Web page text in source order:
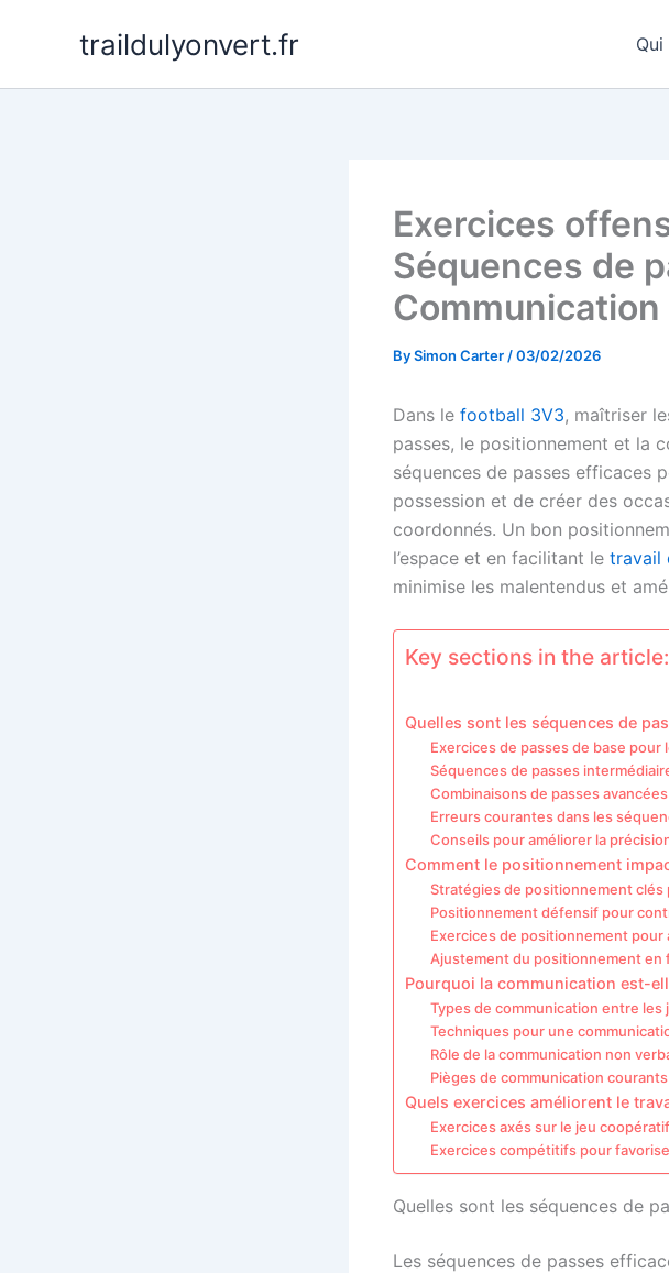
traildulyonvert.fr
Exercices
Séquences de
Communication
BySimon Carter /03/02/2026
Dans le football 3V3, maîtriser
passes, le positionnement et la
séquences de passes efficaces
possession et de créer des
coordonnés. Un bon
l’espace et en facilitant le travail
minimise les malentendus et
Key sections in the article:
Quelles sont les séquences de
Exercices de passes de base pour
Séquences de passes
Combinaisons de passes
Erreurs courantes dans les
Conseils pour améliorer la
Comment le positionnement
Stratégies de positionnement
Positionnement défensif pour
Exercices de positionnement pour
Ajustement du positionnement
Pourquoi la communication est-
Types de communication entre les
Techniques pour une
Rôle de la communication non
Pièges de communication
Quels exercices améliorent le
Exercices axés sur le jeu coopératif
Exercices compétitifs pour
Quelles sont les séquences de
Les séquences de passes